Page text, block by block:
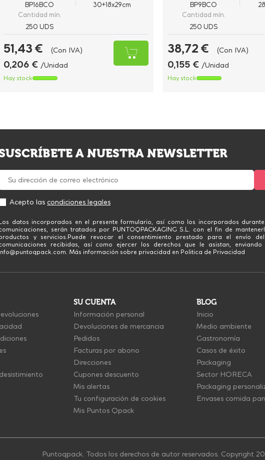
BP16BCO
30+18x29cm
Cantidad mín.
250 UDS
51,43 € (Con IVA)
0,206 € /Unidad
Hay stock
BP9BCO
Cantidad mín.
250 UDS
38,72 € (Con IVA)
0,155 € /Unidad
Hay stock
A NUESTRA NEWSLETTER
Acepto las condiciones legales
datos incorporados en el presente formulario, así como los incorporados
serán tratados por PUNTOQPACKAGING S.L. con el fin de
y servicios.Puede revocar el consentimiento prestado para el envío
recibidas, así como ejercer los derechos que le asistan,
Más información sobre privacidad en Politica de Privacidad
SU CUENTA
Información personal
Devoluciones de mercancia
Pedidos
Facturas por abono
Direcciones
Cupones descuento
Mis alertas
Tu configuración de cookies
Mis Puntos Qpack
BLOG
Inicio
Medio ambiente
Gastronomía
Casos de éxito
Packaging
Sector HORECA
Packaging
Envases comida
Puntoqpack. Todos los derechos de autor reservados. Copyright